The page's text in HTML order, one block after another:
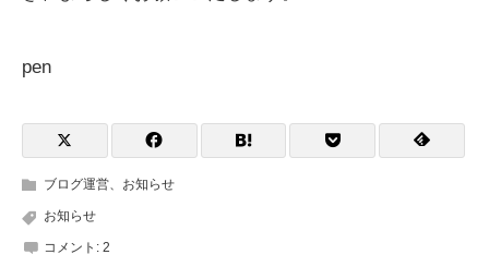
pen
ブログ運営、お知らせ
お知らせ
コメント: 2